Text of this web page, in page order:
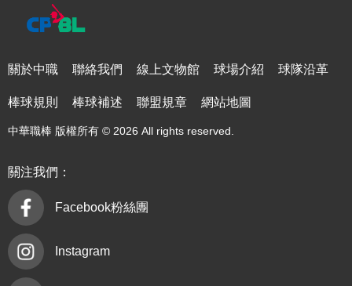
關於中職 聯絡我們 線上文物館 球場介紹 球隊沿革
棒球規則 棒球補述 聯盟規章 網站地圖
中華職棒 版權所有 © 2026 All rights reserved.
關注我們：
Facebook粉絲團
Instagram